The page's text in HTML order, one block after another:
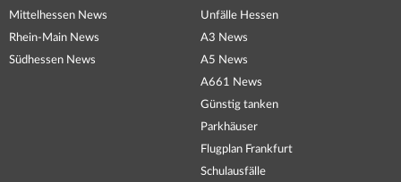
Mittelhessen News
Rhein-Main News
Südhessen News
Unfälle Hessen
A3 News
A5 News
A661 News
Günstig tanken
Parkhäuser
Flugplan Frankfurt
Schulausfälle